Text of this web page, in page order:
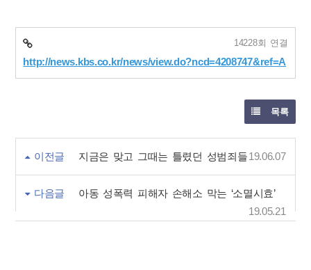
http://news.kbs.co.kr/news/view.do?ncd=4208747&ref=A
14228회 연결
목록
이전글 지금은 맞고 그때는 틀렸던 성범죄들19.06.07
다음글
아동 성폭력 피해자 손해소 막는 ‘소멸시효’
19.05.21